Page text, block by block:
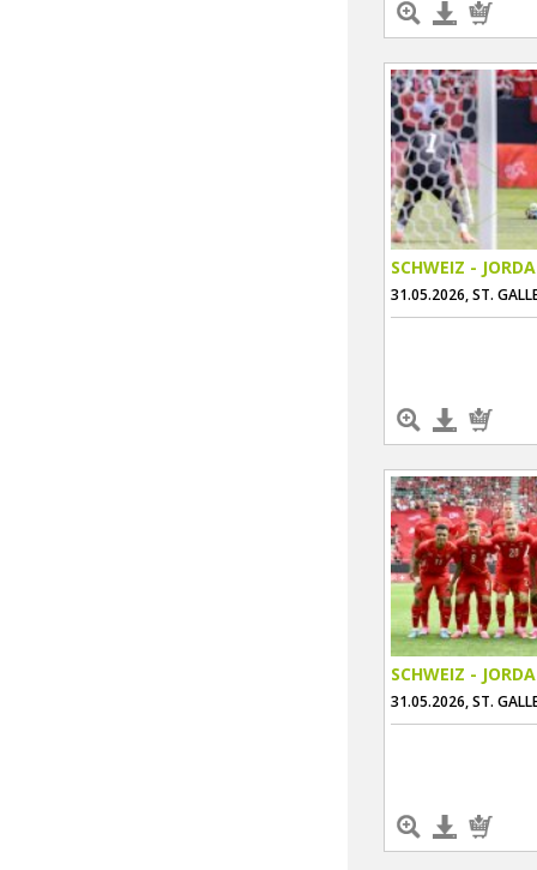
SCHWEIZ -
31.05.2026, ST.
SCHWEIZ -
31.05.2026, ST.